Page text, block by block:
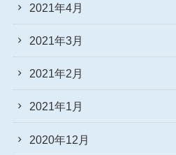
2021年4月
2021年3月
2021年2月
2021年1月
2020年12月